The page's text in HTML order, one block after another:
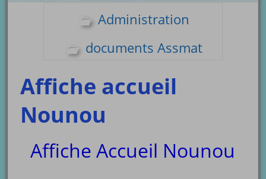
Administration
documents Assmat
Affiche accueil
Nounou
Affiche Accueil Nounou